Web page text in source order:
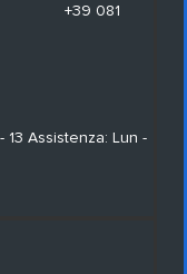
+39 081
13 Assistenza: Lun -